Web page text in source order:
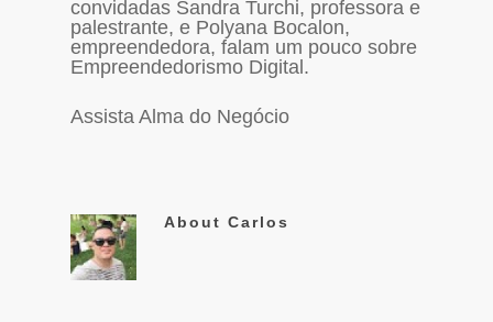
convidadas Sandra Turchi, professora e
palestrante, e Polyana Bocalon,
empreendedora, falam um pouco sobre
Empreendedorismo Digital.
Assista Alma do Negócio
About Carlos